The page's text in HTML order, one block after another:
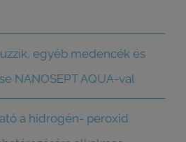
egyéb medencék és
NANOSEPT AQUA-val
a hidrogén- peroxid